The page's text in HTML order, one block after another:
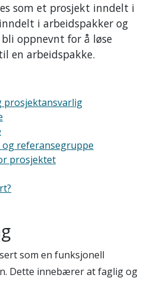
som et prosjekt inndelt i
i arbeidspakker og
oppnevnt for å løse
en arbeidspakke.
prosjektansvarlig
referansegruppe
prosjektet
som en funksjonell
Dette innebærer atfaglig og